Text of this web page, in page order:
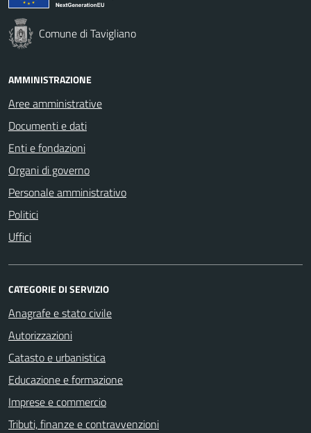
Comune di Tavigliano
AMMINISTRAZIONE
Aree amministrative
Documenti e dati
Enti e fondazioni
Organi di governo
Personale amministrativo
Politici
Uffici
CATEGORIE DI SERVIZIO
Anagrafe e stato civile
Autorizzazioni
Catasto e urbanistica
Educazione e formazione
Imprese e commercio
Tributi, finanze e contravvenzioni